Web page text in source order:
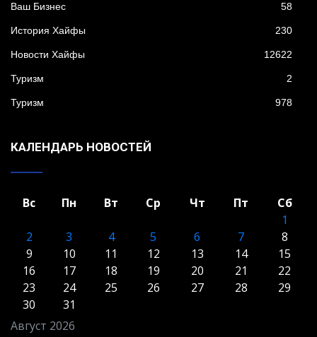
Ваш Бизнес 58
История Хайфы 230
Новости Хайфы 12622
Туризм 2
Туризм 978
КАЛЕНДАРЬ НОВОСТЕЙ
Август 2026
Вс Пн Вт Ср Чт Пт
Сб
1
2
3 4 5 6 7
8
9
10 11 12 13 14
15
16
17 18 19 20 21
22
23
24 25 26 27 28
29
30
31